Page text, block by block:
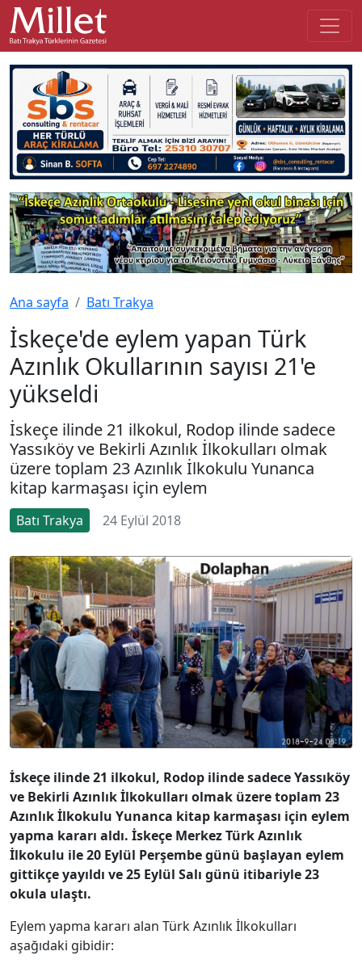
Ana sayfa Batı Trakya
İskeçe'de eylem yapan Türk
Azınlık Okullarının sayısı 21'e
yükseldi
İskeçe ilinde 21 ilkokul, Rodop ilinde sadece
Yassıköy ve Bekirli Azınlık İlkokulları olmak
üzere toplam 23 Azınlık İlkokulu Yunanca
kitap karmaşası için eylem
Batı Trakya 24 Eylül 2018
İskeçe ilinde 21 ilkokul, Rodop ilinde sadece Yassıköy
ve Bekirli Azınlık İlkokulları olmak üzere toplam 23
Azınlık İlkokulu Yunanca kitap karmaşası için eylem
yapma kararı aldı. İskeçe Merkez Türk Azınlık
İlkokulu ile 20 Eylül Perşembe günü başlayan eylem
gittikçe yayıldı ve 25 Eylül Salı günü itibariyle 23
okula ulaştı.
Eylem yapma kararı alan Türk Azınlık İlkokulları
aşağıdaki gibidir: